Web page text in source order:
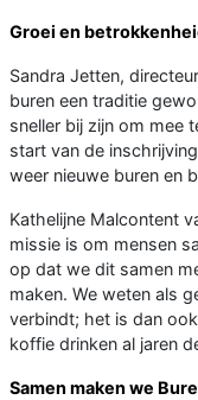
Groei en
Sandra Jetten,
buren een traditie
sneller bij zijn om mee
start van de
weer nieuwe buren en
Kathelijne Malcontent
missie is om mensen
op dat we dit samen
maken. We weten als
verbindt; het is dan
koffie drinken al jaren
Samen maken we